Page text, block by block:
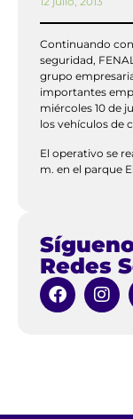
Continuando
seguridad,
grupo
importantes
miércoles 10 de
los vehículos de
El operativo se
m. en el parque
Redes